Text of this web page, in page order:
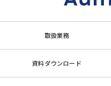
取扱業務
資料ダウンロード